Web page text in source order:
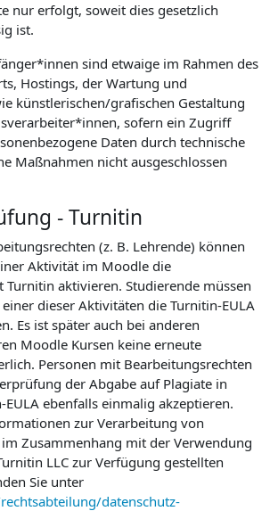
nur erfolgt, soweit dies gesetzlich
ist.
sind etwaige im Rahmen des
Hostings, der Wartung und
künstlerischen/grafischen Gestaltung
sofern ein Zugriff
Daten durch technische
Maßnahmen nicht ausgeschlossen
- Turnitin
(z. B. Lehrende) können
Aktivität im Moodle die
aktivieren. Studierende müssen
dieser Aktivitäten die Turnitin-EULA
Es ist später auch bei anderen
Moodle Kursen keine erneute
Personen mit Bearbeitungsrechten
der Abgabe auf Plagiate in
ebenfalls einmalig akzeptieren.
zur Verarbeitung von
Zusammenhang mit der Verwendung
LLC zur Verfügung gestellten
Sie unter
datenschutz-